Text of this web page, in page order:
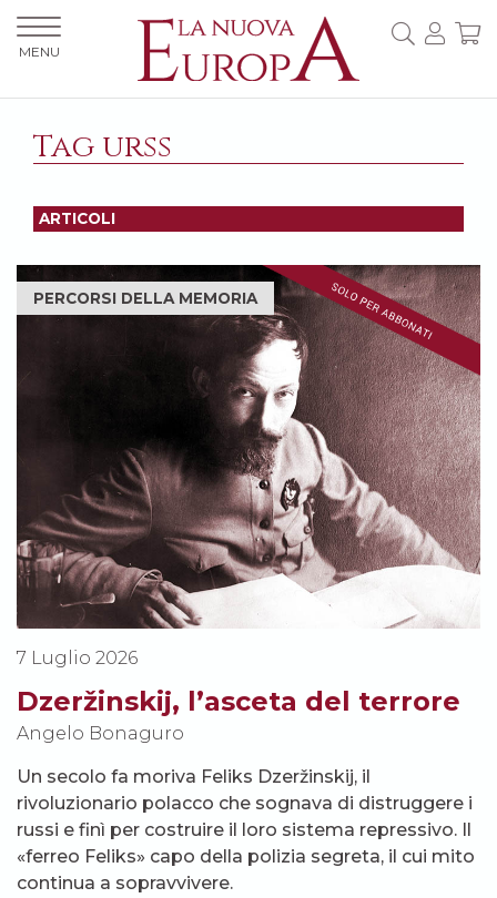
Tag urss
ARTICOLI
PERCORSI DELLA MEMORIA
7 Luglio 2026
Dzeržinskij, l’asceta del terrore
Angelo Bonaguro
Un secolo fa moriva Feliks Dzeržinskij, il
rivoluzionario polacco che sognava di distruggere i
russi e finì per costruire il loro sistema repressivo. Il
«ferreo Feliks» capo della polizia segreta, il cui mito
continua a sopravvivere.
MENU